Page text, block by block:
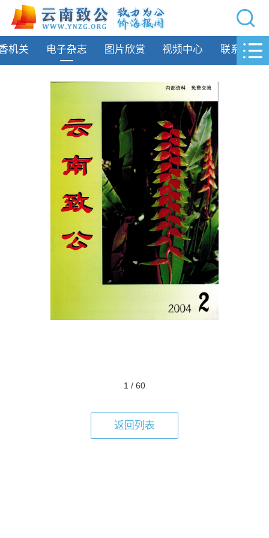
网站导航
首页
致公要闻
致公简介
州市动态
专题活动
履行职责
自身建设
致公风采
专委会
联系我们
机关 电子杂志 图片欣赏 视频中心 联系我们
1 / 60
返回列表